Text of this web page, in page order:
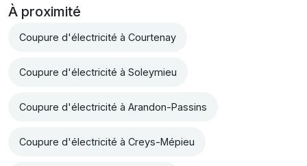
À proximité
Coupure d'électricité à Courtenay
Coupure d'électricité à Soleymieu
Coupure d'électricité à Arandon-Passins
Coupure d'électricité à Creys-Mépieu